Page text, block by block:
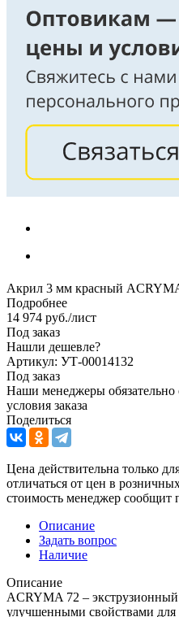
Акрил 3 мм красный
Подробнее
14 974 руб./лист
Под заказ
Нашли дешевле?
Артикул: УТ-00014132
Под заказ
Наши менеджеры обязательно
условия заказа
Поделиться
Цена действительна только
отличаться от цен в
стоимость менеджер сообщит
Описание
Задать вопрос
Наличие
Описание
ACRYMA 72 –
улучшенными свойствами